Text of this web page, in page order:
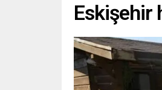
Eskişehir